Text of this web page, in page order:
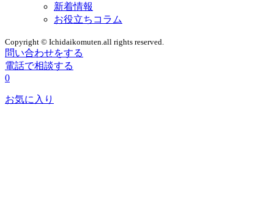
新着情報
お役立ちコラム
Copyright © Ichidaikomuten.all rights reserved.
問い合わせをする
電話で相談する
0
お気に入り